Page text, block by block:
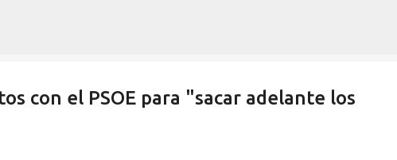
con el PSOE para "sacar adelante los